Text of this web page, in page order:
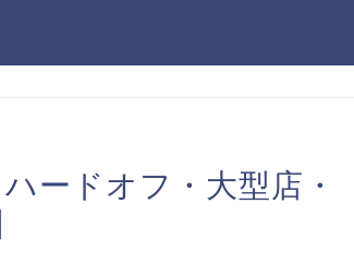
ードオフ・大型店・